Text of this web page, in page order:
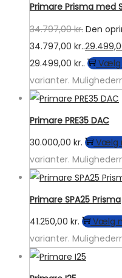
Primare Prisma med
34.797,00kr. Den
34.797,00 kr..
29.499,00 kr..
Vælg
varianter.
Primare PRE35 DAC
30.000,00 kr. Vælg
varianter.
Primare SPA25 Prisma
41.250,00 kr. Vælg
varianter.